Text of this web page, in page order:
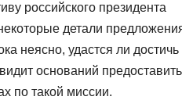
российского президента
детали
неясно, удастся ли достичь
оснований
по такой миссии.